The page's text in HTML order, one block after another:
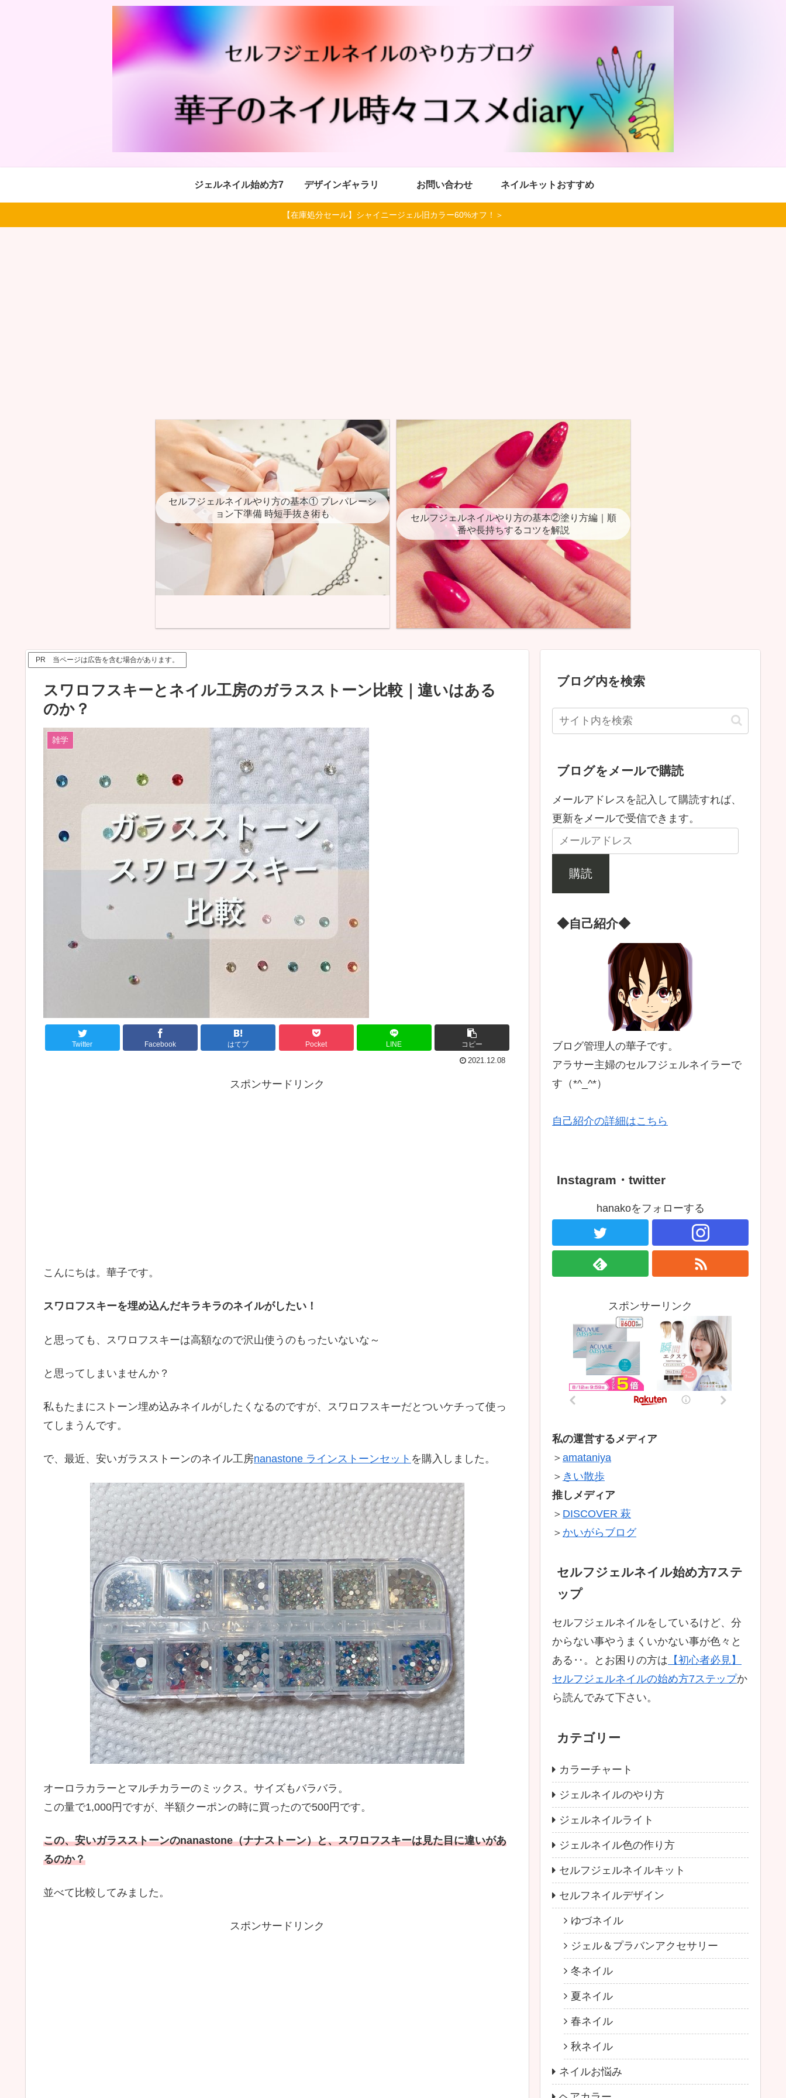
ジェルネイル始め方7 デザインギャラリ お問い合わせ ネイルキットおすすめ
【在庫処分セール】シャイニージェル旧カラー60%オフ！＞
セルフジェルネイルやり方の基本① プレパレーシ
ョン下準備 時短手抜き術も
セルフジェルネイルやり方の基本②塗り方編｜順
番や長持ちするコツを解説
PR 当ページは広告を含む場合があります。
スワロフスキーとネイル工房のガラスストーン比較｜違いはある
のか？
雑学
Twitter Facebook はてブ Pocket LINE コピー
2021.12.08
スポンサードリンク
こんにちは。華子です。
スワロフスキーを埋め込んだキラキラのネイルがしたい！
と思っても、スワロフスキーは高額なので沢山使うのもったいないな～
と思ってしまいませんか？
私もたまにストーン埋め込みネイルがしたくなるのですが、スワロフスキーだとついケチって使っ
てしまうんです。
で、最近、安いガラスストーンのネイル工房nanastone ラインストーンセット を購入しました。
オーロラカラーとマルチカラーのミックス。サイズもバラバラ。
この量で1,000円ですが、半額クーポンの時に買ったので500円です。
この、安いガラスストーンのnanastone（ナナストーン）と、スワロフスキーは見た目に違いがあ
るのか？
並べて比較してみました。
スポンサードリンク
ブログ内を検索
ブログをメールで購読
メールアドレスを記入して購読すれば、
更新をメールで受信できます。
購読
◆自己紹介◆
ブログ管理人の華子です。
アラサー主婦のセルフジェルネイラーで
す（*^_^*）
自己紹介の詳細はこちら
Instagram・twitter
hanakoをフォローする
スポンサーリンク
私の運営するメディア
＞ amataniya
＞ きい散歩
推しメディア
＞ DISCOVER 萩
＞ かいがらブログ
セルフジェルネイル始め方7ステ
ップ
セルフジェルネイルをしているけど、分
からない事やうまくいかない事が色々と
ある‥。とお困りの方は 【初心者必見】
セルフジェルネイルの始め方7ステップか
ら読んでみて下さい。
カテゴリー
カラーチャート
ジェルネイルのやり方
ジェルネイルライト
ジェルネイル色の作り方
セルフジェルネイルキット
セルフネイルデザイン
ゆづネイル
ジェル＆プラバンアクセサリー
冬ネイル
夏ネイル
春ネイル
秋ネイル
ネイルお悩み